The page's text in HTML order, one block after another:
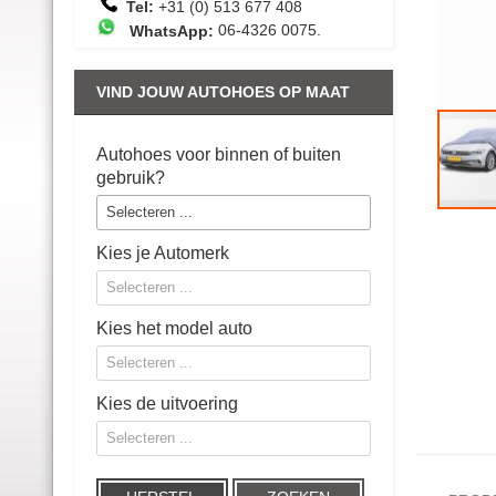
Tel: +31 (0) 513 677 408
WhatsApp: 06-4326 0075.
VIND JOUW AUTOHOES OP MAAT
Autohoes voor binnen of buiten
gebruik?
Selecteren ...
Kies je Automerk
Selecteren ...
Kies het model auto
Selecteren ...
Kies de uitvoering
Selecteren ...